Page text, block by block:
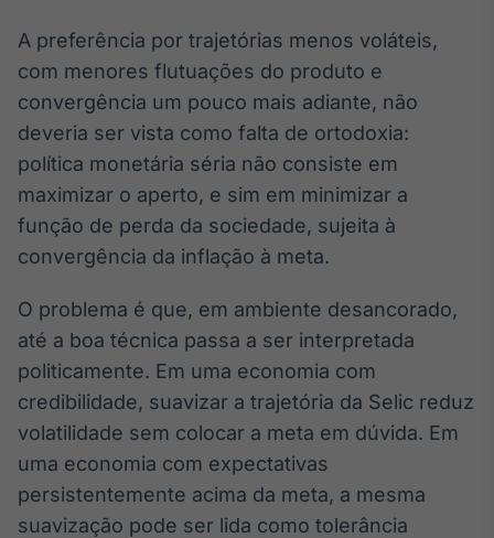
Broadcast
Curadoria
Curadoria de
conteúdos
noticiosos
Soluções de
Tecnologia
Broadcast
Radar
Monitoramento
notícias e
conteúdos
Broadcast
Fundos
A melhor
plataforma para
analisar fundos
de investimento
A preferência por trajetórias menos voláteis,
com menores flutuações do produto e
convergência um pouco mais adiante, não
deveria ser vista como falta de ortodoxia:
política monetária séria não consiste em
maximizar o aperto, e sim em minimizar a
função de perda da sociedade, sujeita à
convergência da inflação à meta.
O problema é que, em ambiente desancorado,
até a boa técnica passa a ser interpretada
politicamente. Em uma economia com
credibilidade, suavizar a trajetória da Selic reduz
volatilidade sem colocar a meta em dúvida. Em
uma economia com expectativas
persistentemente acima da meta, a mesma
suavização pode ser lida como tolerância